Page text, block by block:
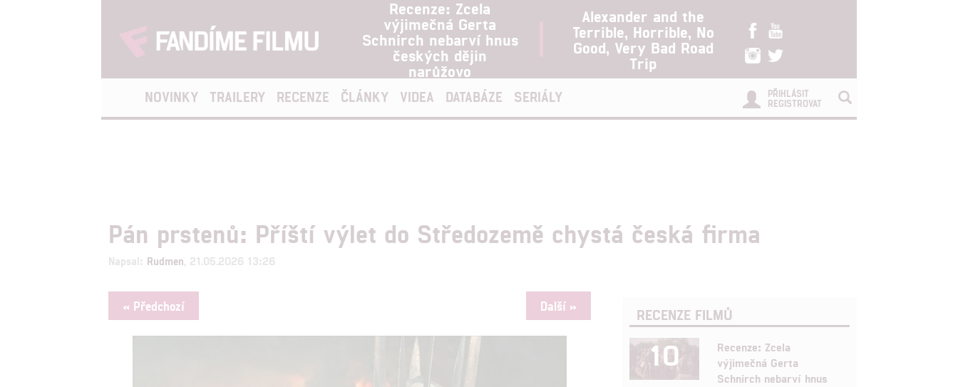
Recenze: Zcela
výjimečná Gerta
Schnirch nebarví hnus
českých dějin
narůžovo
Alexander and the
Terrible, Horrible, No
Good, Very Bad Road
Trip
NOVINKY TRAILERY RECENZE ČLÁNKY VIDEA DATABÁZE SERIÁLY
PŘIHLÁSIT
REGISTROVAT
Pán prstenů: Příští výlet do Středozemě chystá česká firma
Napsal: Rudmen , 21.05.2026 13:26
« Předchozí Další » RECENZE FILMŮ
10
Recenze: Zcela
výjimečná Gerta
Schnirch nebarví hnus